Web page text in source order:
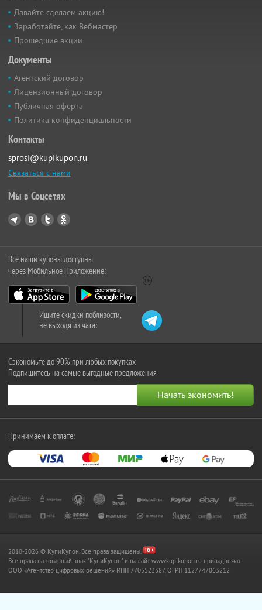
Давайте сделаем акцию!
Заработайте, как Вебмастер
Прошедшие акции
Документы
Агентский договор
Лицензионный договор
Публичная оферта
Политика конфиденциальности
Контакты
sprosi@kupikupon.ru
Связаться с нами
Мы в Соцсетях
Все наши купоны доступны
через Мобильное Приложение:
Ищите скидки поблизости,
не выходя из чата:
Сэкономьте до 90% при любых покупках
Подпишитесь на самые выгодные предложения
Принимаем к оплате:
2010-2026 © КупиКупон. Все права защищены.
Все права на товарный знак "КупиКупон" и на сайт www.kupikupon.ru принадлежат
OOO «Агентство цифровых решений» ИНН 7705523387, ОГРН 1127747063212